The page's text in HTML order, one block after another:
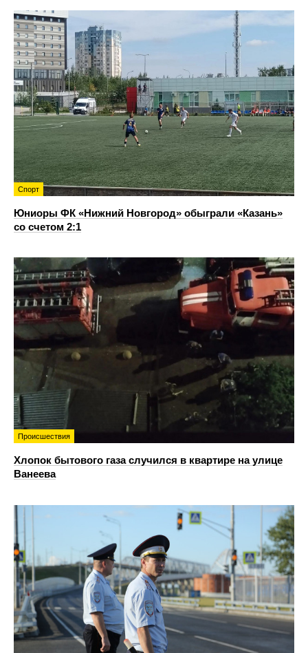
Спорт
Юниоры ФК «Нижний Новгород» обыграли «Казань»
со счетом 2:1
Происшествия
Хлопок бытового газа случился в квартире на улице
Ванеева